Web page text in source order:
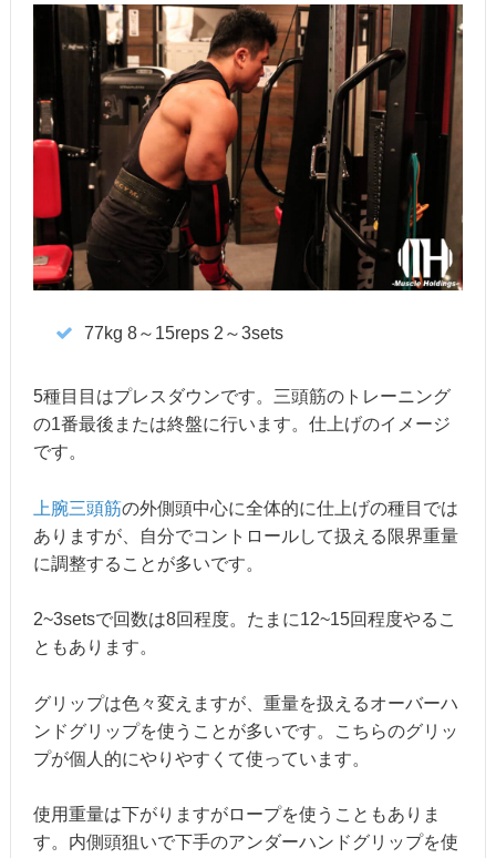
77kg 8～15reps 2～3sets
5種目目はプレスダウンです。三頭筋のトレーニング
の1番最後または終盤に行います。仕上げのイメージ
です。
上腕三頭筋の外側頭中心に全体的に仕上げの種目では
ありますが、自分でコントロールして扱える限界重量
に調整することが多いです。
2~3setsで回数は8回程度。たまに12~15回程度やるこ
ともあります。
グリップは色々変えますが、重量を扱えるオーバーハ
ンドグリップを使うことが多いです。こちらのグリッ
プが個人的にやりやすくて使っています。
使用重量は下がりますがロープを使うこともありま
す。内側頭狙いで下手のアンダーハンドグリップを使